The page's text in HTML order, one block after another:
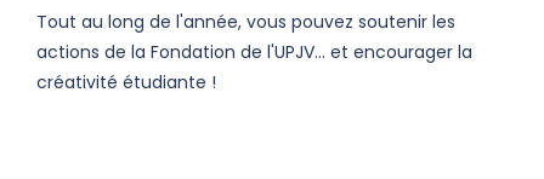
Tout au long de l'année, vous pouvez soutenir les
actions de la Fondation de l'UPJV... et encourager la
créativité étudiante !